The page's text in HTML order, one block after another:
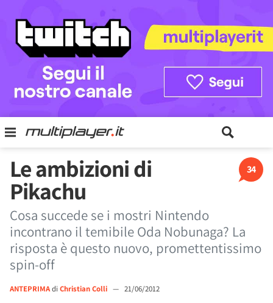
34
Le ambizioni di
Pikachu
Cosa succede se i mostri Nintendo
incontrano il temibile Oda Nobunaga? La
risposta è questo nuovo, promettentissimo
spin-off
ANTEPRIMAdi Christian Colli — 21/06/2012